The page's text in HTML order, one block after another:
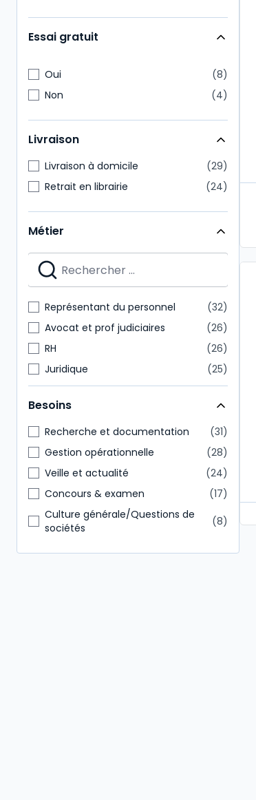
Essai gratuit
Oui
8
Non
4
Livraison
Livraison à domicile
29
Retrait en librairie
24
Métier
Représentant du personnel
32
Avocat et prof judiciaires
26
RH
26
Juridique
25
Enseignants
23
Étudiants
22
Direction générale
21
Administratif et financier
16
Commissaire aux comptes
11
Expert-comptable
11
Besoins
Recherche et documentation
31
Gestion opérationnelle
28
Veille et actualité
24
Concours & examen
17
Culture générale/Questions de
sociétés
8